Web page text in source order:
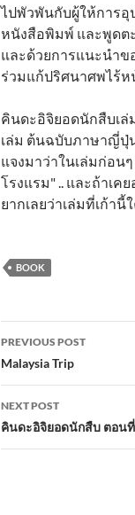
ไปพัวพันกับผู้ให้การอุ
หนังสือพิมพ์ และพูดต
และด้วยการแนะนำข
ร่วมแก้ปริศนาศพไร้
คินดะอิจิยอดนักสืบเล่
เล่ม ต้นฉบับภาษาญี่ปุ่
แจงมาว่าในเล่มก่อน
โรงแรม" .. และถ้าเ
ยากเลยว่าเล่มที่เก้านี้
BOOK
Post
navigation
PREVIOUS POST
Malaysia Trip
NEXT POST
คินดะอิจิยอดนักสืบ ตอน